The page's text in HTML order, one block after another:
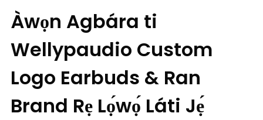
Àwọn Agbára ti
Wellypaudio Custom
Logo Earbuds & Ran
Brand Rẹ Lọ́wọ́ Láti Jẹ́